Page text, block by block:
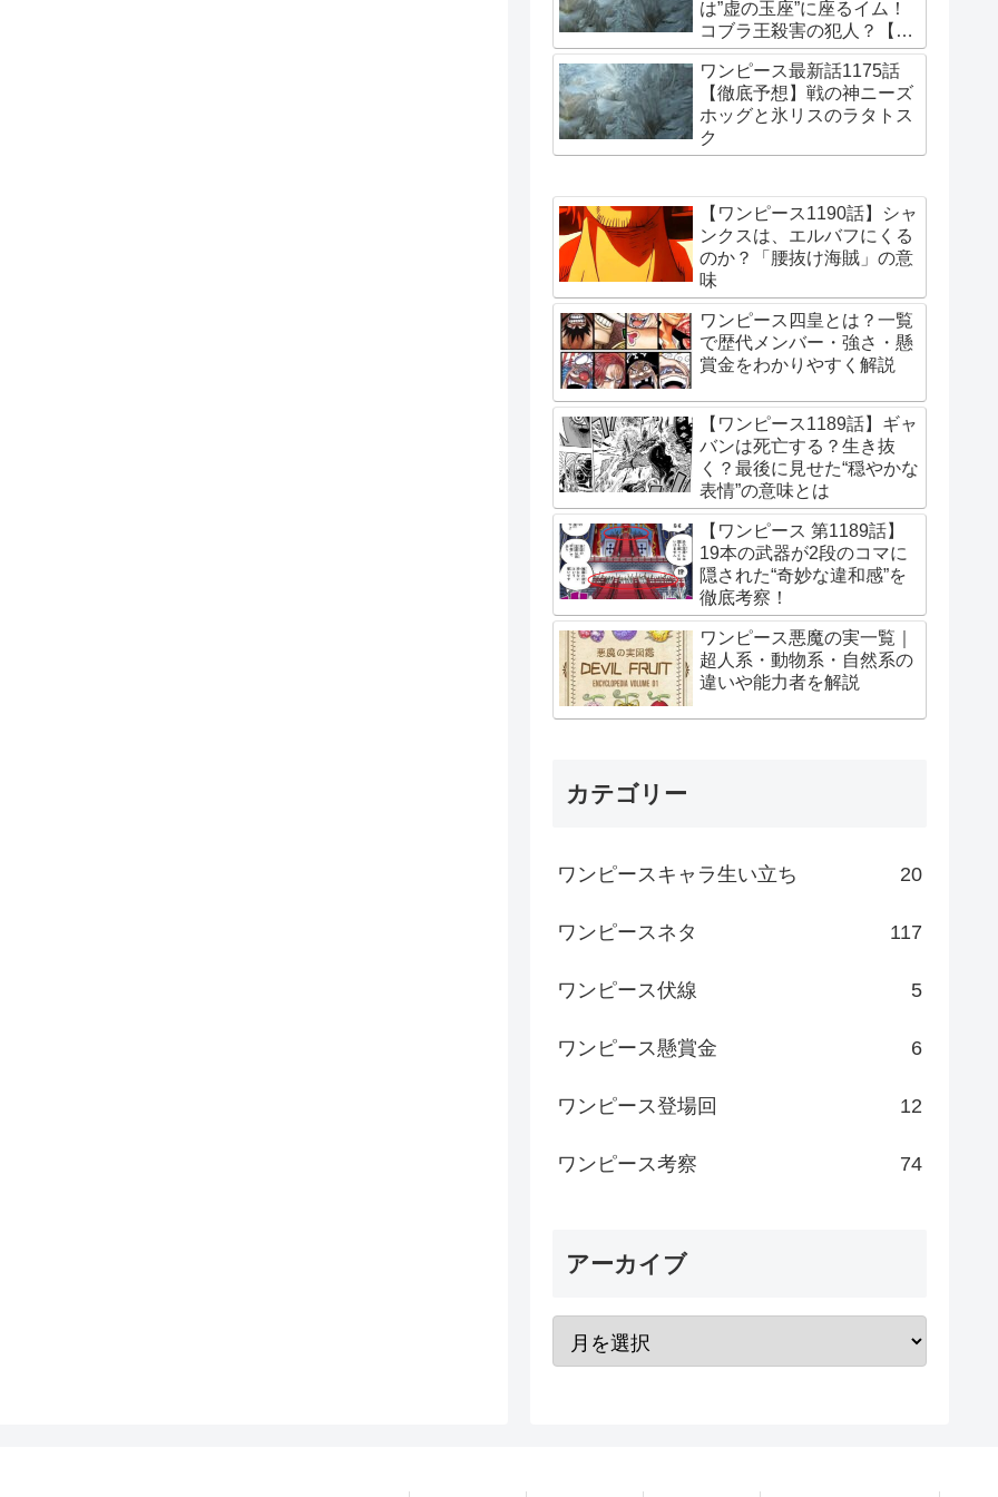
は”虚の玉座”に座るイム！
コブラ王殺害の犯人？【更
新・2026/7/15】
ワンピース最新話1175話
【徹底予想】戦の神ニーズ
ホッグと氷リスのラタトス
ク
【ワンピース1190話】シャ
ンクスは、エルバフにくる
のか？「腰抜け海賊」の意
味
ワンピース四皇とは？一覧
で歴代メンバー・強さ・懸
賞金をわかりやすく解説
【ワンピース1189話】ギャ
バンは死亡する？生き抜
く？最後に見せた“穏やかな
表情”の意味とは
【ワンピース 第1189話】
19本の武器が2段のコマに
隠された“奇妙な違和感”を
徹底考察！
ワンピース悪魔の実一覧｜
超人系・動物系・自然系の
違いや能力者を解説
カテゴリー
ワンピースキャラ生い立ち 20
ワンピースネタ 117
ワンピース伏線 5
ワンピース懸賞金 6
ワンピース登場回 12
ワンピース考察 74
アーカイブ